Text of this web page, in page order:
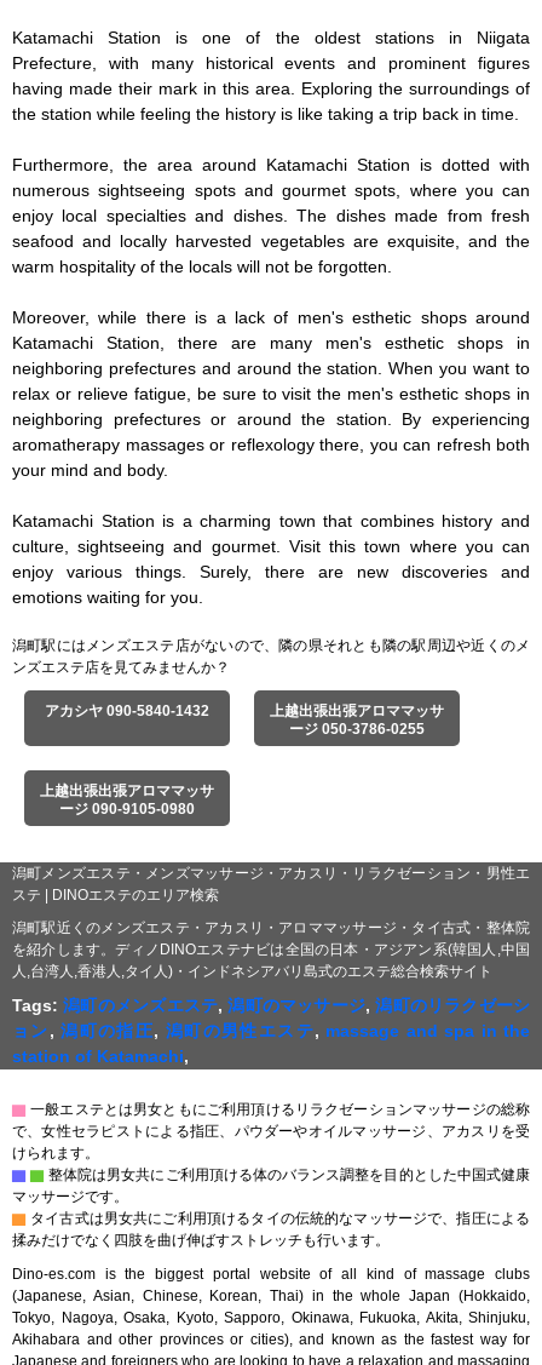
Katamachi Station is one of the oldest stations in Niigata
Prefecture, with many historical events and prominent figures
having made their mark in this area. Exploring the surroundings of
the station while feeling the history is like taking a trip back in time.
Furthermore, the area around Katamachi Station is dotted with
numerous sightseeing spots and gourmet spots, where you can
enjoy local specialties and dishes. The dishes made from fresh
seafood and locally harvested vegetables are exquisite, and the
warm hospitality of the locals will not be forgotten.
Moreover, while there is a lack of men's esthetic shops around
Katamachi Station, there are many men's esthetic shops in
neighboring prefectures and around the station. When you want to
relax or relieve fatigue, be sure to visit the men's esthetic shops in
neighboring prefectures or around the station. By experiencing
aromatherapy massages or reflexology there, you can refresh both
your mind and body.
Katamachi Station is a charming town that combines history and
culture, sightseeing and gourmet. Visit this town where you can
enjoy various things. Surely, there are new discoveries and
emotions waiting for you.
潟町駅にはメンズエステ店がないので、隣の県それとも隣の駅周辺や近くのメ
ンズエステ店を見てみませんか？
アカシヤ 090-5840-1432
上越出張出張アロママッサ
ージ 050-3786-0255
上越出張出張アロママッサ
ージ 090-9105-0980
潟町メンズエステ・メンズマッサージ・アカスリ・リラクゼーション・男性エ
ステ | DINOエステのエリア検索
潟町駅近くのメンズエステ・アカスリ・アロママッサージ・タイ古式・整体院
を紹介します。ディノDINOエステナビは全国の日本・アジアン系(韓国人,中国
人,台湾人,香港人,タイ人)・インドネシアバリ島式のエステ総合検索サイト
Tags:潟町のメンズエステ,潟町のマッサージ,潟町のリラクゼーシ
ョン,潟町の指圧, 潟町の男性エステ, massage and spa in the
station of Katamachi,
▇ 一般エステとは男女ともにご利用頂けるリラクゼーションマッサージの総称
で、女性セラピストによる指圧、パウダーやオイルマッサージ、アカスリを受
けられます。
▇ ▇ 整体院は男女共にご利用頂ける体のバランス調整を目的とした中国式健康
マッサージです。
▇ タイ古式は男女共にご利用頂けるタイの伝統的なマッサージで、指圧による
揉みだけでなく四肢を曲げ伸ばすストレッチも行います。
Dino-es.com is the biggest portal website of all kind of massage clubs
(Japanese, Asian, Chinese, Korean, Thai) in the whole Japan (Hokkaido,
Tokyo, Nagoya, Osaka, Kyoto, Sapporo, Okinawa, Fukuoka, Akita, Shinjuku,
Akihabara and other provinces or cities), and known as the fastest way for